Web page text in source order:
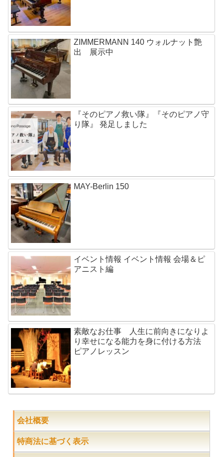
ZIMMERMANN 140 ウォルナット艶
出 展示中
『そのピアノ救い隊』『そのピアノ守
り隊』 発足しました
MAY-Berlin 150
イベント情報 イベント情報 会場＆ピ
アニスト編
素敵なお仕事 人生に前向きになりよ
り幸せになる能力を身に付ける方法
ピアノレッスン
会社概要
特商法に基づく表示